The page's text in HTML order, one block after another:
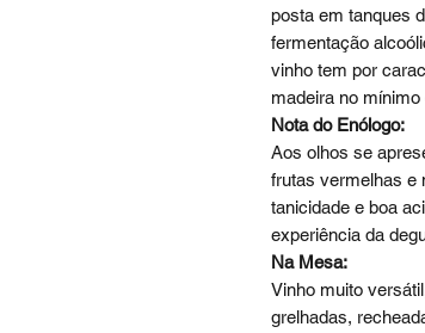
posta em tanques
fermentação
vinho tem por
madeira no
Nota do Enólogo:
Aos olhos se
frutas vermelhas e
tanicidade e boa
experiência da
Na Mesa:
Vinho muito
grelhadas,